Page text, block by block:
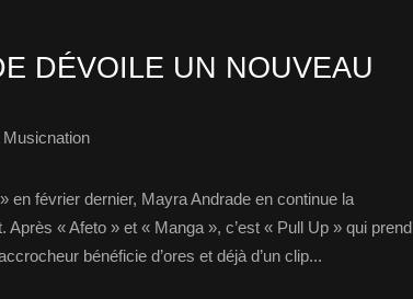
DÉVOILE UN NOUVEAU
Musicnation
en février dernier, Mayra Andrade en continue la
« Afeto » et « Manga », c’est « Pull Up » qui prend
bénéficie d’ores et déjà d’un clip...